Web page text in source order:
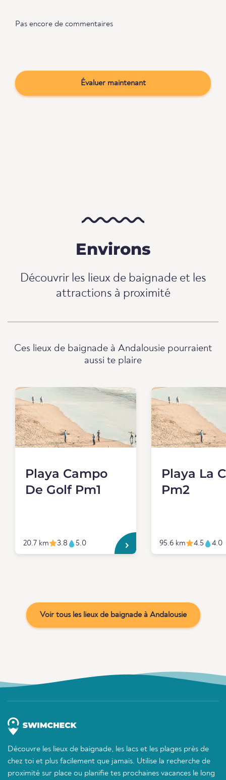
Pas encore de commentaires
Évaluer maintenant
Environs
Découvrir les lieux de baignade et les
attractions à proximité
Ces lieux de baignade à Andalousie pourraient
aussi te plaire
Playa Campo
De Golf Pm1
20.7 km 3.8 5.0
Playa La
Pm2
95.6 km 4.5 4.0
Voir tous les lieux de baignade à Andalousie
Découvre les lieux de baignade, les lacs et les plages près de
chez toi et plus facilement que jamais. Utilise la recherche de
proximité sur place ou planifie tes prochaines vacances le long